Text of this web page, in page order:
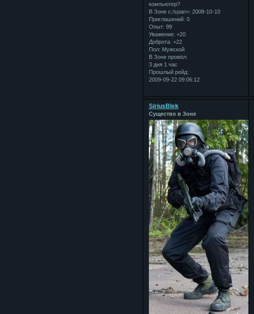
компьютер?
В Зоне с:/span>: 2008-10-10
Приглашений: 0
Опыт: 99
Уважение: +20
Доброта: +22
Пол: Мужской
В Зоне провёл:
3 дня 1 час
Прошлый рейд:
2009-09-22 09:06:12
SiriusBlek
Существо в Зоне